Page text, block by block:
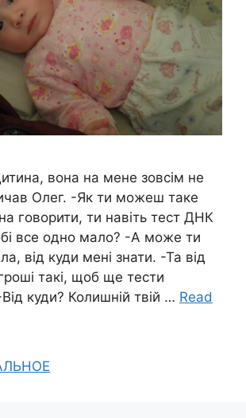
вона на мене зовсім не
Олег. -Як ти можеш таке
говорити, ти навіть тест ДHК
все одно мало? -А може ти
від куди мені знати. -Та від
такі, щоб ще тести
куди? Колишній твій … Read